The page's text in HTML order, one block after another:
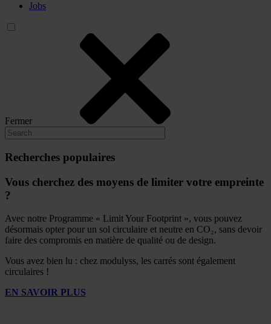
Jobs
Fermer
Recherches populaires
Vous cherchez des moyens de limiter votre empreinte
?
Avec notre Programme « Limit Your Footprint », vous pouvez
désormais opter pour un sol circulaire et neutre en CO₂, sans devoir
faire des compromis en matière de qualité ou de design.
Vous avez bien lu : chez modulyss, les carrés sont également
circulaires !
EN SAVOIR PLUS